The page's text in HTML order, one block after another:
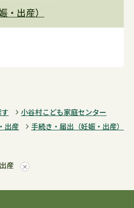
・出産）
小谷村こども家庭センター
出産
手続き・届出（妊娠・出産）
産